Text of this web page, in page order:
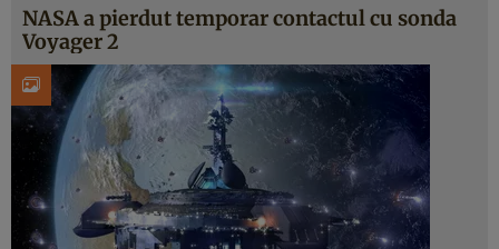
NASA a pierdut temporar contactul cu sonda
Voyager 2